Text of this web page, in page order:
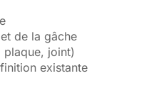
de la gâche
plaque, joint)
existante